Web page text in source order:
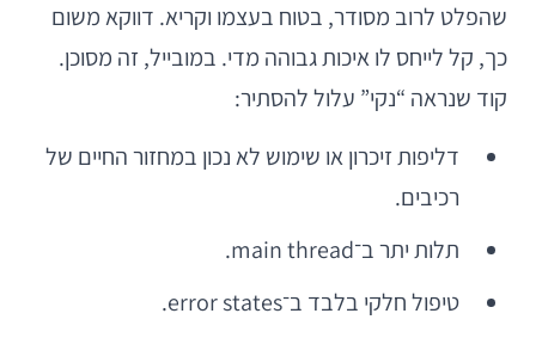
שהפלט לרוב מסודר, בטוח בעצמו וקריא. דווקא משום
כך, קל לייחס לו איכות גבוהה מדי. במובייל, זה מסוכן.
קוד שנראה “נקי” עלול להסתיר:
דליפות זיכרון או שימוש לא נכון במחזור החיים של
רכיבים.
תלות יתר ב־main thread.
טיפול חלקי בלבד ב־error states.